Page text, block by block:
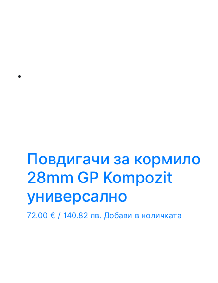
Повдигачи за кормило
28mm GP Kompozit
универсално
72.00 € / 140.82 лв. Добави в количката